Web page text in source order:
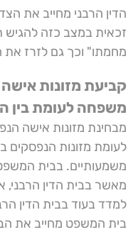
הדין הרבני מחייב את
זכאית במצב כזה להגיש
מחמתו" וכך גם לזרז
קביעת מזונות
משפחה לעומת בין
מבחינת מזונות אישה
לעומת מזונות הנפסקים
משמעותיים. בבית המשפט
מאשר בבית הדין
למדד בעוד בבית הדין
בית המשפט מחייב את